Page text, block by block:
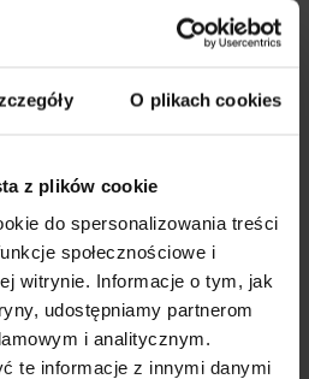
O plikach cookies
z plików cookie
do spersonalizowania treści
społecznościowe i
witrynie. Informacje o tym, jak
udostępniamy partnerom
i analitycznym.
te informacje z innymi danymi
wydajność w ciągu dnia i
skupienie
od pory dnia
nocnej